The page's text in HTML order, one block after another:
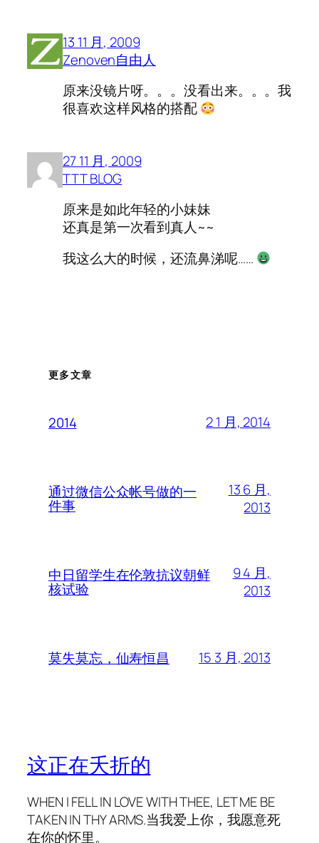
13 11 月, 2009
Zenoven自由人
原来没镜片呀。。。没看出来。。。我
很喜欢这样风格的搭配
27 11 月, 2009
TTT BLOG
原来是如此年轻的小妹妹
还真是第一次看到真人~~
我这么大的时候，还流鼻涕呢……
更多文章
2014 2 1 月, 2014
通过微信公众帐号做的一
件事
13 6 月,
2013
中日留学生在伦敦抗议朝鲜
核试验
9 4 月,
2013
莫失莫忘，仙寿恒昌 15 3 月, 2013
这正在夭折的
WHEN I FELL IN LOVE WITH THEE, LET ME BE
TAKEN IN THY ARMS.当我爱上你，我愿意死
在你的怀里。